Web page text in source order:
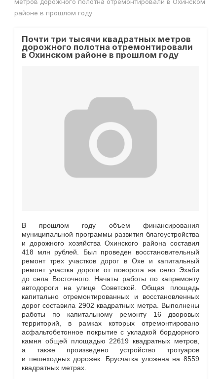
районе в прошлом году
Почти три тысячи квадратных метров
дорожного полотна отремонтировали
в Охинском районе в прошлом году
В прошлом году объем финансирования
муниципальной программы развития благоустройства
и дорожного хозяйства Охинского района составил
418 млн рублей. Был проведен восстановительный
ремонт трех участков дорог в Охе и капитальный
ремонт участка дороги от поворота на село Эхаби
до села Восточного. Начаты работы по капремонту
автодороги на улице Советской. Общая площадь
капитально отремонтированных и восстановленных
дорог составила 2902 квадратных метра. Выполнены
работы по капитальному ремонту 16 дворовых
территорий, в рамках которых отремонтировано
асфальтобетонное покрытие с укладкой бордюрного
камня общей площадью 22619 квадратных метров,
а также произведено устройство тротуаров
и пешеходных дорожек. Брусчатка уложена на 8559
квадратных метрах.